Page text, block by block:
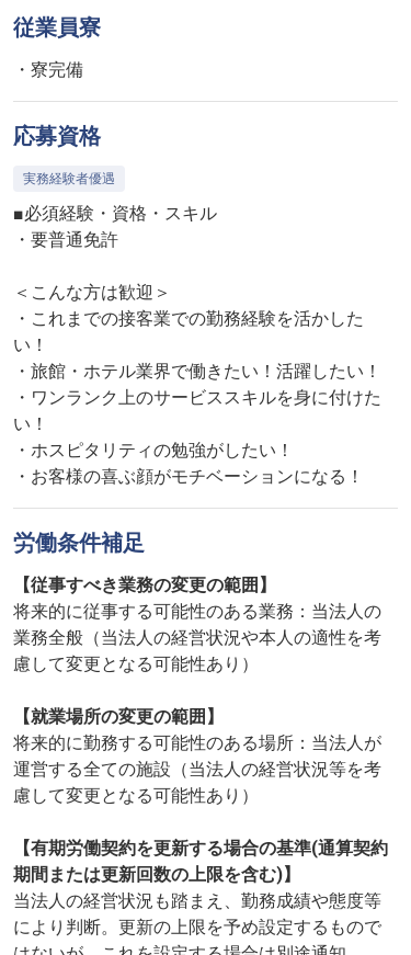
従業員寮
・寮完備
応募資格
実務経験者優遇
■必須経験・資格・スキル
・要普通免許
＜こんな方は歓迎＞
・これまでの接客業での勤務経験を活かした
い！
・旅館・ホテル業界で働きたい！活躍したい！
・ワンランク上のサービススキルを身に付けた
い！
・ホスピタリティの勉強がしたい！
・お客様の喜ぶ顔がモチベーションになる！
労働条件補足
【従事すべき業務の変更の範囲】
将来的に従事する可能性のある業務：当法人の
業務全般（当法人の経営状況や本人の適性を考
慮して変更となる可能性あり）
【就業場所の変更の範囲】
将来的に勤務する可能性のある場所：当法人が
運営する全ての施設（当法人の経営状況等を考
慮して変更となる可能性あり）
【有期労働契約を更新する場合の基準(通算契約
期間または更新回数の上限を含む)】
当法人の経営状況も踏まえ、勤務成績や態度等
により判断。更新の上限を予め設定するもので